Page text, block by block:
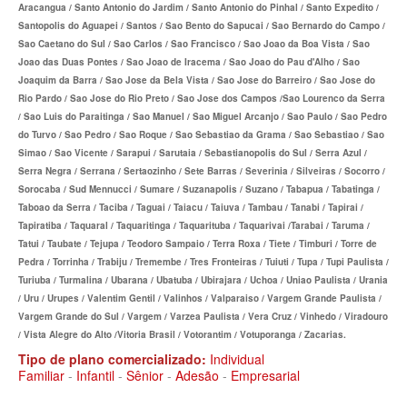
TRASMONTANO PLANO DE SAÚDE FAMILIAR
ÚNICA PLANO DE SAÚDE FAMILIAR
UNIHOSP PLANO DE SAÚDE FAMILIAR
UNIMED GUARULHOS PLANO DE SAÚDE FAMILIAR
PLANO DE SAÚDE INFANTIL
AMIL PLANO DE SAÚDE INFANTIL
BIO SAÚDE PLANO DE SAÚDE INFANTIL
BIOVIDA PLANO DE SAÚDE INFANTIL
BLUE MED PLANO DE SAÚDE INFANTIL
CUIDAR ME PLANO DE SAÚDE INFANTIL
Aracangua / Santo Antonio do Jardim / Santo Antonio do Pinhal / Santo Expedito /
Santopolis do Aguapei / Santos / Sao Bento do Sapucai / Sao Bernardo do Campo /
Sao Caetano do Sul / Sao Carlos / Sao Francisco / Sao Joao da Boa Vista / Sao
Joao das Duas Pontes / Sao Joao de Iracema / Sao Joao do Pau d'Alho / Sao
Joaquim da Barra / Sao Jose da Bela Vista / Sao Jose do Barreiro / Sao Jose do
Rio Pardo / Sao Jose do Rio Preto / Sao Jose dos Campos /Sao Lourenco da Serra
/ Sao Luis do Paraitinga / Sao Manuel / Sao Miguel Arcanjo / Sao Paulo / Sao Pedro
do Turvo / Sao Pedro / Sao Roque / Sao Sebastiao da Grama / Sao Sebastiao / Sao
Simao / Sao Vicente / Sarapui / Sarutaia / Sebastianopolis do Sul / Serra Azul /
Serra Negra / Serrana / Sertaozinho / Sete Barras / Severinia / Silveiras / Socorro /
Sorocaba / Sud Mennucci / Sumare / Suzanapolis / Suzano / Tabapua / Tabatinga /
Taboao da Serra / Taciba / Taguai / Taiacu / Taiuva / Tambau / Tanabi / Tapirai /
Tapiratiba / Taquaral / Taquaritinga / Taquarituba / Taquarivai /Tarabai / Taruma /
Tatui / Taubate / Tejupa / Teodoro Sampaio / Terra Roxa / Tiete / Timburi / Torre de
Pedra / Torrinha / Trabiju / Tremembe / Tres Fronteiras / Tuiuti / Tupa / Tupi Paulista /
Turiuba / Turmalina / Ubarana / Ubatuba / Ubirajara / Uchoa / Uniao Paulista / Urania
/ Uru / Urupes / Valentim Gentil / Valinhos / Valparaiso / Vargem Grande Paulista /
Vargem Grande do Sul / Vargem / Varzea Paulista / Vera Cruz / Vinhedo / Viradouro
/ Vista Alegre do Alto /Vitoria Brasil / Votorantim / Votuporanga / Zacarias.
Tipo de plano comercializado: Individual
Familiar - Infantil - Sênior - Adesão - Empresarial